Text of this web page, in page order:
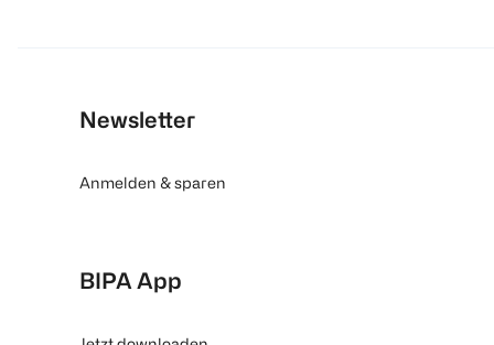
Newsletter
Anmelden & sparen
BIPA App